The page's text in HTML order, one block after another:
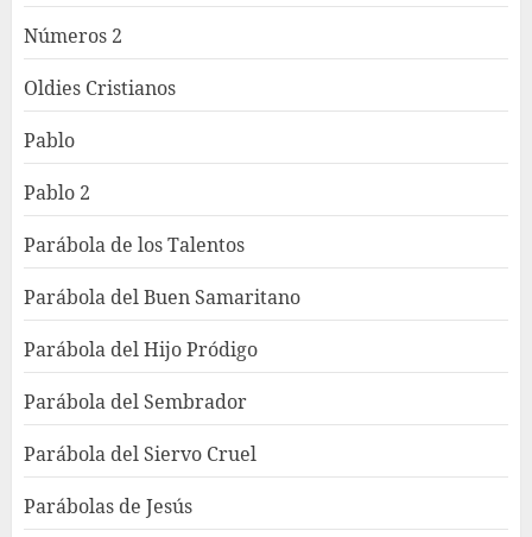
Números 2
Oldies Cristianos
Pablo
Pablo 2
Parábola de los Talentos
Parábola del Buen Samaritano
Parábola del Hijo Pródigo
Parábola del Sembrador
Parábola del Siervo Cruel
Parábolas de Jesús